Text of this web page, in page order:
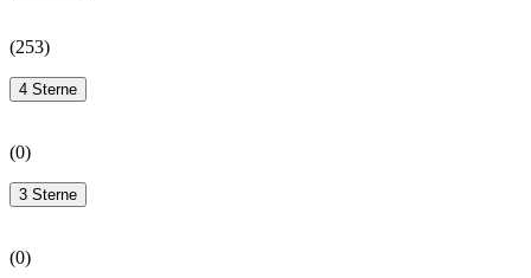
(253)
4 Sterne
(0)
3 Sterne
(0)